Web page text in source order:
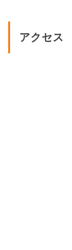
アクセス